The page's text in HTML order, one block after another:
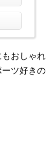
おしゃれ
ツ好きの